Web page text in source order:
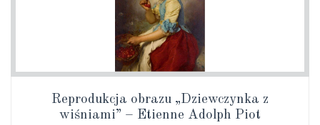
Reprodukcja obrazu „Dziewczynka z
wiśniami” – Etienne Adolph Piot